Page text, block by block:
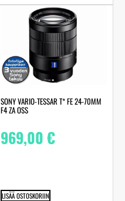
SONY VARIO-TESSAR T* FE 24-70MM
F4 ZA OSS
969,00€
LISÄÄ OSTOSKORIIN